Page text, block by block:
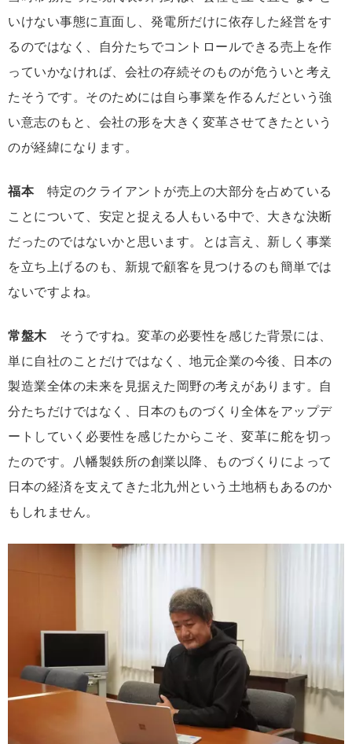
いけない事態に直面し、発電所だけに依存した経営をす
るのではなく、自分たちでコントロールできる売上を作
っていかなければ、会社の存続そのものが危ういと考え
たそうです。そのためには自ら事業を作るんだという強
い意志のもと、会社の形を大きく変革させてきたという
のが経緯になります。
福本特定のクライアントが売上の大部分を占めている
ことについて、安定と捉える人もいる中で、大きな決断
だったのではないかと思います。とは言え、新しく事業
を立ち上げるのも、新規で顧客を見つけるのも簡単では
ないですよね。
常盤木そうですね。変革の必要性を感じた背景には、
単に自社のことだけではなく、地元企業の今後、日本の
製造業全体の未来を見据えた岡野の考えがあります。自
分たちだけではなく、日本のものづくり全体をアップデ
ートしていく必要性を感じたからこそ、変革に舵を切っ
たのです。八幡製鉄所の創業以降、ものづくりによって
日本の経済を支えてきた北九州という土地柄もあるのか
もしれません。